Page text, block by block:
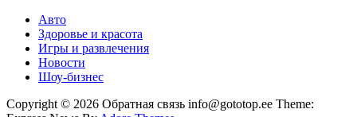
Авто
Здоровье и красота
Игры и развлечения
Новости
Шоу-бизнес
Copyright © 2026 Обратная связь info@gototop.ee Theme: